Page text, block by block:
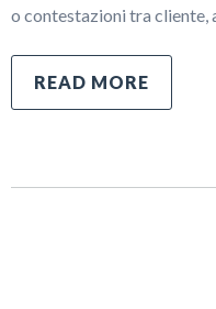
o contestazioni tra cliente,
READ MORE